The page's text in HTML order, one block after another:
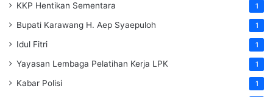
KKP Hentikan Sementara 1
Bupati Karawang H. Aep Syaepuloh 1
Idul Fitri 1
Yayasan Lembaga Pelatihan Kerja LPK 1
Kabar Polisi 1